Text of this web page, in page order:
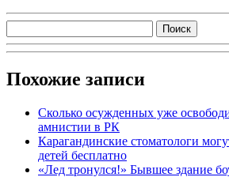
Похожие записи
Сколько осужденных уже
амнистии в РК
Карагандинские стоматологи
детей бесплатно
«Лед тронулся!» Бывшее здание